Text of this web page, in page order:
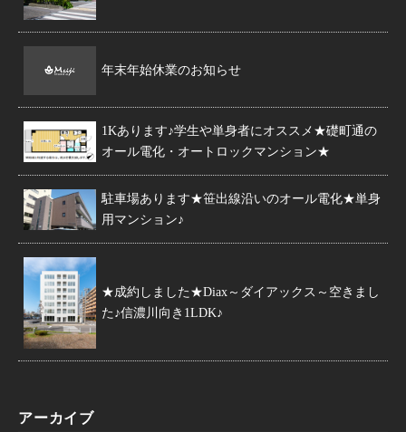
年末年始休業のお知らせ
1Kあります♪学生や単身者にオススメ★礎町通の
オール電化・オートロックマンション★
駐車場あります★笹出線沿いのオール電化★単身
用マンション♪
★成約しました★Diax～ダイアックス～空きまし
た♪信濃川向き1LDK♪
アーカイブ